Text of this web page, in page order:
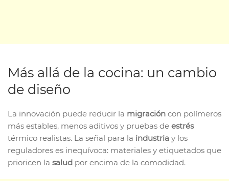
Más allá de la cocina: un cambio
de diseño
La innovación puede reducir la migración con polímeros
más estables, menos aditivos y pruebas de estrés
térmico realistas. La señal para la industria y los
reguladores es inequívoca: materiales y etiquetados que
prioricen la salud por encima de la comodidad.